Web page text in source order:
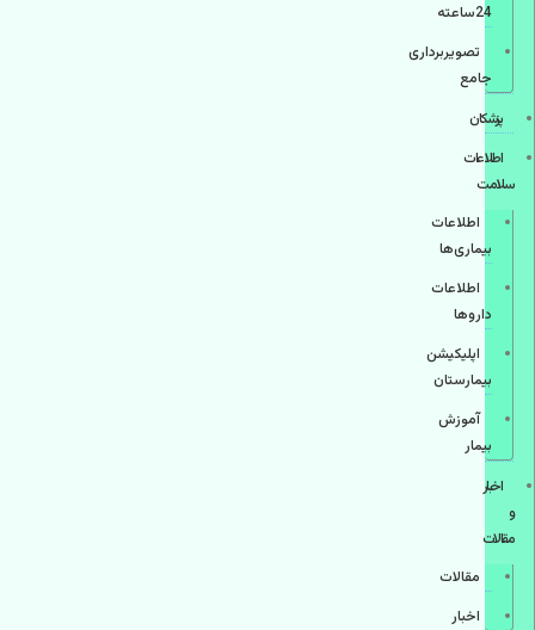
24ساعته
تصویربرداری
جامع
پزشكان
اطلاعات
سلامت
اطلاعات
بیماری‌ها
اطلاعات
دارو‌ها
اپليكيشن
بيمارستان
آموزش
بیمار
اخبار
و
مقالات
مقالات
اخبار